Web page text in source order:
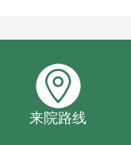
来院路线